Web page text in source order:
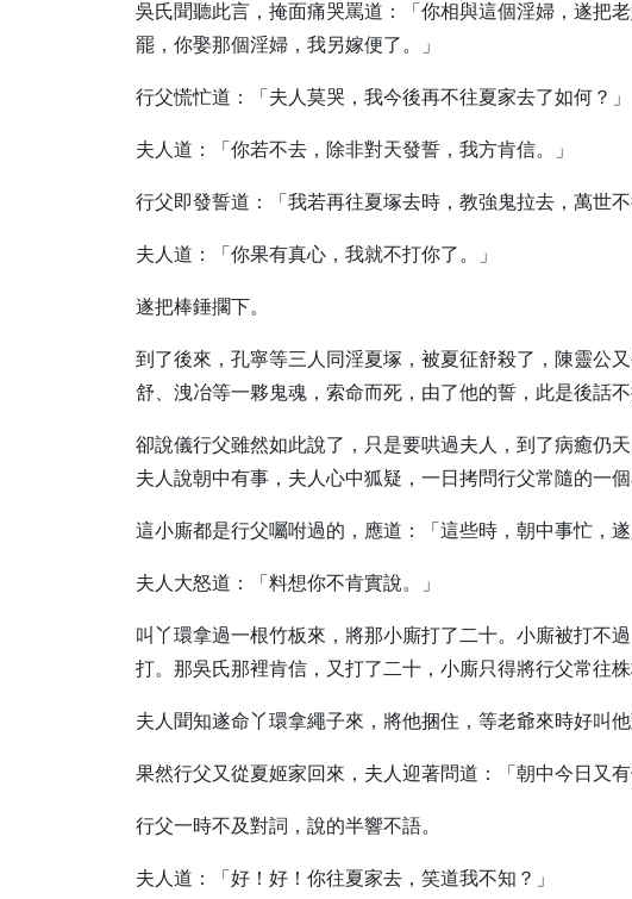
吳氏聞聽此言，掩面痛哭罵道：「你相與這個淫婦，遂把
罷，你娶那個淫婦，我另嫁便了。」
行父慌忙道：「夫人莫哭，我今後再不往夏家去了如何？」
夫人道：「你若不去，除非對天發誓，我方肯信。」
行父即發誓道：「我若再往夏塚去時，教強鬼拉去，萬世
夫人道：「你果有真心，我就不打你了。」
遂把棒錘擱下。
到了後來，孔寧等三人同淫夏塚，被夏征舒殺了，陳靈公
舒、洩冶等一夥鬼魂，索命而死，由了他的誓，此是後話不
卻說儀行父雖然如此說了，只是要哄過夫人，到了病癒仍
夫人說朝中有事，夫人心中狐疑，一日拷問行父常隨的一
這小廝都是行父囑咐過的，應道：「這些時，朝中事忙，遂
夫人大怒道：「料想你不肯實說。」
叫丫環拿過一根竹板來，將那小廝打了二十。小廝被打不
打。那吳氏那裡肯信，又打了二十，小廝只得將行父常往株
夫人聞知遂命丫環拿繩子來，將他捆住，等老爺來時好叫他
果然行父又從夏姬家回來，夫人迎著問道：「朝中今日又有
行父一時不及對詞，說的半響不語。
夫人道：「好！好！你往夏家去，笑道我不知？」